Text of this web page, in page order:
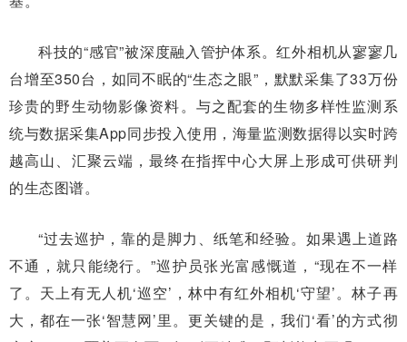
科技的“感官”被深度融入管护体系。红外相机从寥寥几
台增至350台，如同不眠的“生态之眼”，默默采集了33万份
珍贵的野生动物影像资料。与之配套的生物多样性监测系
统与数据采集App同步投入使用，海量监测数据得以实时跨
越高山、汇聚云端，最终在指挥中心大屏上形成可供研判
的生态图谱。
“过去巡护，靠的是脚力、纸笔和经验。如果遇上道路
不通，就只能绕行。”巡护员张光富感慨道，“现在不一样
了。天上有无人机‘巡空’，林中有红外相机‘守望’。林子再
大，都在一张‘智慧网’里。更关键的是，我们‘看’的方式彻